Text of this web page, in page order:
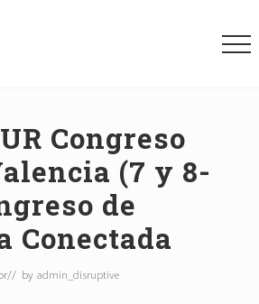
Congreso
(7 y 8-
de
Conectada
// by admin_disruptive